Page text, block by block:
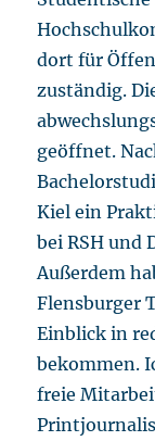
dort für
zuständig.
geöffnet.
Kiel ein
bei RSH und
Außerdem
Flensburger
Einblick in
bekommen.
freie